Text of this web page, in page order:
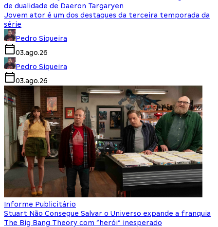
de dualidade de Daeron Targaryen
Jovem ator é um dos destaques da terceira temporada da
série
Pedro Siqueira
03.ago.26
Pedro Siqueira
03.ago.26
Informe Publicitário
Stuart Não Consegue Salvar o Universo expande a franquia
The Big Bang Theory com “herói” inesperado